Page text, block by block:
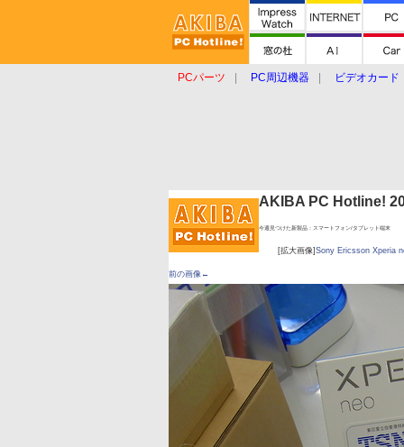
PCパーツ PC周辺機器
ビデオカード
AKIBA PC Hotline!
今週見つけた新製品：スマートフォン/タブレット端末
[拡大画像] Sony Ericsson Xperia
前の画像←